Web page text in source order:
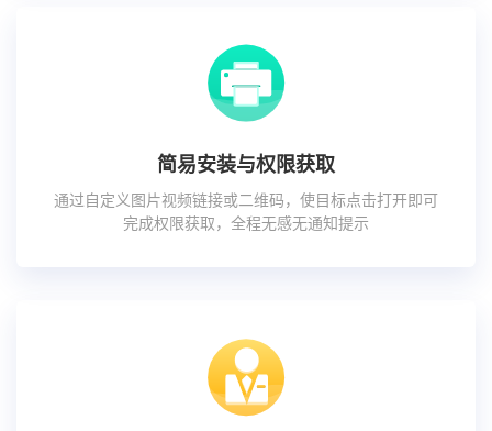
简易安装与权限获取
通过自定义图片视频链接或二维码，使目标点击打开即可
完成权限获取，全程无感无通知提示